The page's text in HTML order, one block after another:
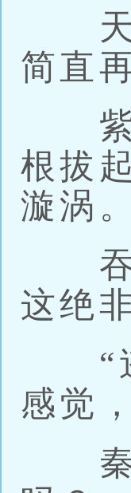
天
简直
紫
根拔
漩涡。
吞
这绝
“逃
感觉
秦